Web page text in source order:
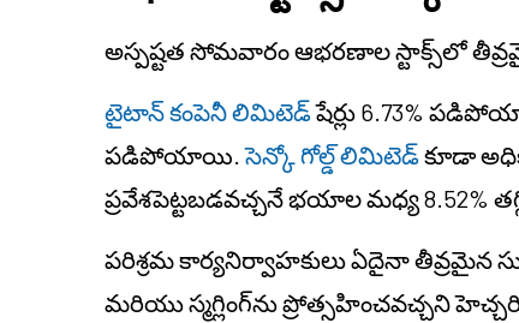
అస్పష్టత సోమవారం ఆభరణాల స్టాక్స్‌లో
టైటాన్ కంపెనీ లిమిటెడ్షేర్లు 6.73%
పడిపోయాయి.సెన్కో గోల్డ్ లిమిటెడ్కూడా
ప్రవేశపెట్టబడవచ్చనే భయాల మధ్య 8.52%
పరిశ్రమ కార్యనిర్వాహకులు ఏదైనా తీవ్రమైన
మరియు స్మగ్లింగ్‌ను ప్రోత్సహించవచ్చని